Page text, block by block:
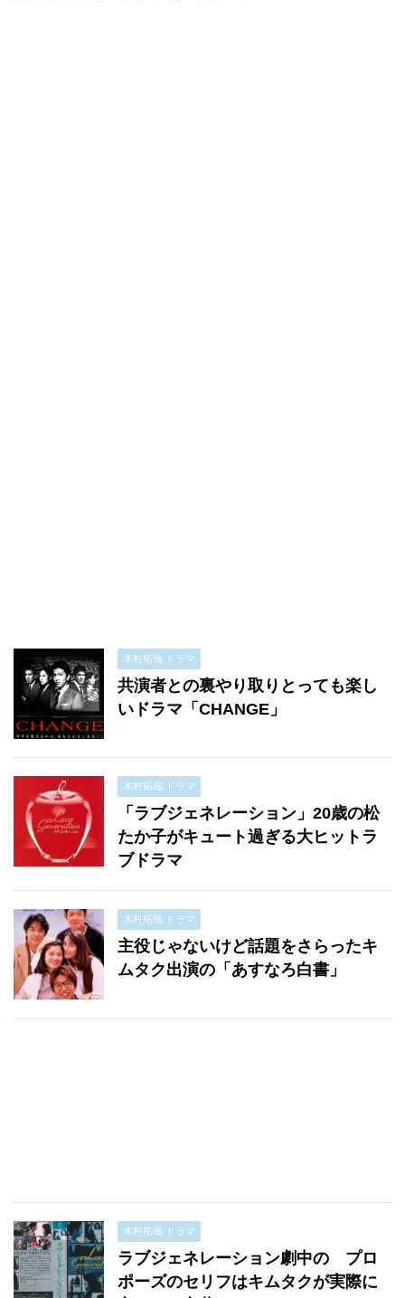
木村拓哉 ドラマ
共演者との裏やり取りとっても楽し
いドラマ「CHANGE」
木村拓哉 ドラマ
「ラブジェネレーション」20歳の松
たか子がキュート過ぎる大ヒットラ
ブドラマ
木村拓哉 ドラマ
主役じゃないけど話題をさらったキ
ムタク出演の「あすなろ白書」
木村拓哉 ドラマ
ラブジェネレーション劇中の プロ
ポーズのセリフはキムタクが実際に